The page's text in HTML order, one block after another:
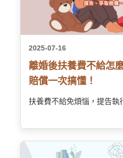
2025-07-16
離婚後扶養費不給怎
賠償一次搞懂！
扶養費不給免煩惱，提告執